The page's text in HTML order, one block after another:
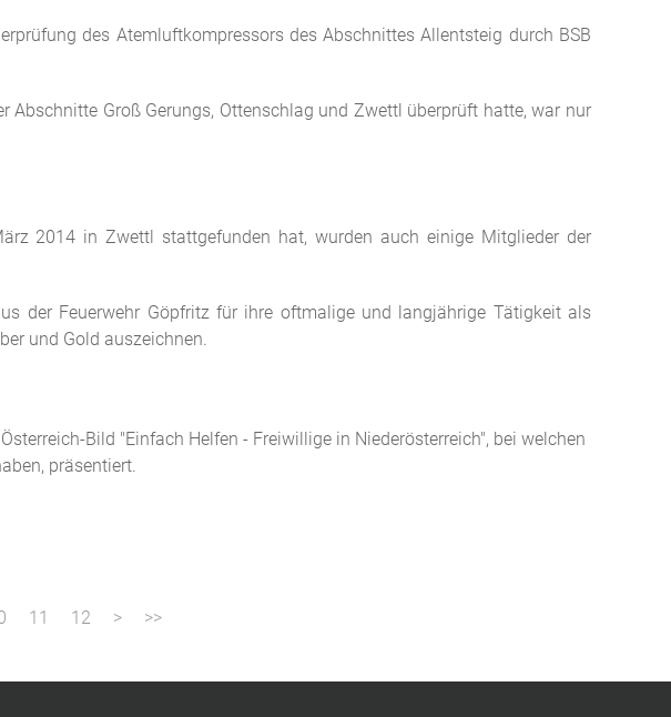
des Atemluftkompressors des Abschnittes Allentsteig durch BSB
Groß Gerungs, Ottenschlag und Zwettl überprüft hatte, war nur
2014 in Zwettl stattgefunden hat, wurden auch einige Mitglieder der
der Feuerwehr Göpfritz für ihre oftmalige und langjährige Tätigkeit als
und Gold auszeichnen.
Bild "Einfach Helfen - Freiwillige in Niederösterreich", bei welchen
präsentiert.
11 12